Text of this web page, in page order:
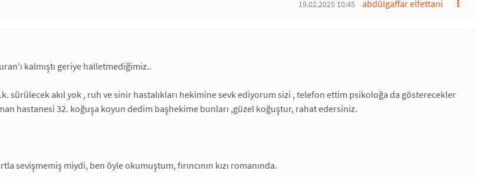
abdülgaffar elfettani
19.02.2025 10:45
kalmıştı geriye halletmediğimiz..
sürülecek akıl yok , ruh ve sinir hastalıkları hekimine sevk ediyorum sizi , telefon ettim psikoloğa da gösterecekler
hastanesi 32. koğuşa koyun dedim başhekime bunları ,güzel koğuştur, rahat edersiniz.
sevişmemiş miydi, ben öyle okumuştum, fırıncının kızı romanında.